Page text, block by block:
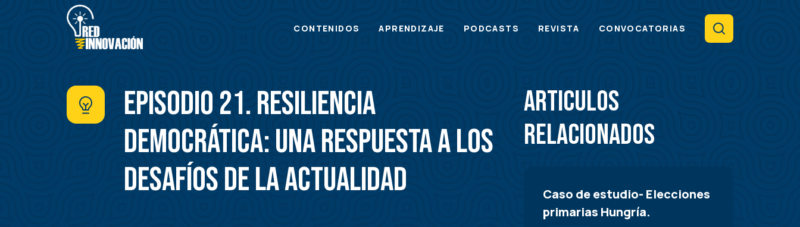
Main
CONTENIDOS APRENDIZAJE PODCASTS REVISTA CONVOCATORIAS Search
Episodio 21. Resiliencia
democrática: una respuesta a los
desafíos de la actualidad
Articulos
Relacionados
Caso de estudio- Elecciones
primarias Hungría.